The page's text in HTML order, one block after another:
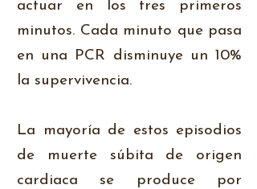
actuar en los tres primeros
minutos. Cada minuto que pasa
en una PCR disminuye un 10%
la supervivencia.
La mayoría de estos episodios
de muerte súbita de origen
cardiaca se produce por